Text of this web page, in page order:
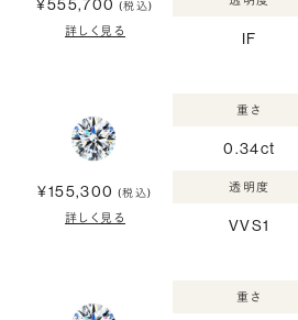
¥555,700 (税込)
詳しく見る IF
¥155,300 (税込)
詳しく見る
重さ
0.34ct
透明度
VVS1
重さ